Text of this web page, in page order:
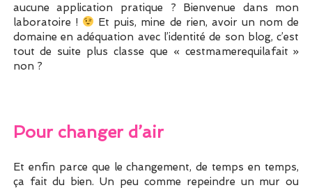
aucune application pratique ? Bienvenue dans mon
laboratoire !
Et puis, mine de rien, avoir un nom de
domaine en adéquation avec l’identité de son blog, c’est
tout de suite plus classe que « cestmamerequilafait »
non ?
Pour changer d’air
Et enfin parce que le changement, de temps en temps,
ça fait du bien. Un peu comme repeindre un mur ou